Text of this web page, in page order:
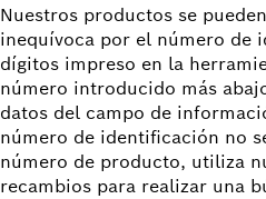
Nuestros productos se
inequívoca por el número de
dígitos impreso en la
número introducido más
datos del campo de
número de identificación no
número de producto, utiliza
recambios para realizar una